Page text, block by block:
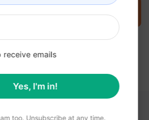
il prompt su ChatGPT
receive emails
Yes, I'm in!
too. Unsubscribe at any time.